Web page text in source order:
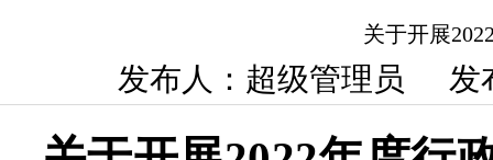
关于开展
发布人：超级管理员 发